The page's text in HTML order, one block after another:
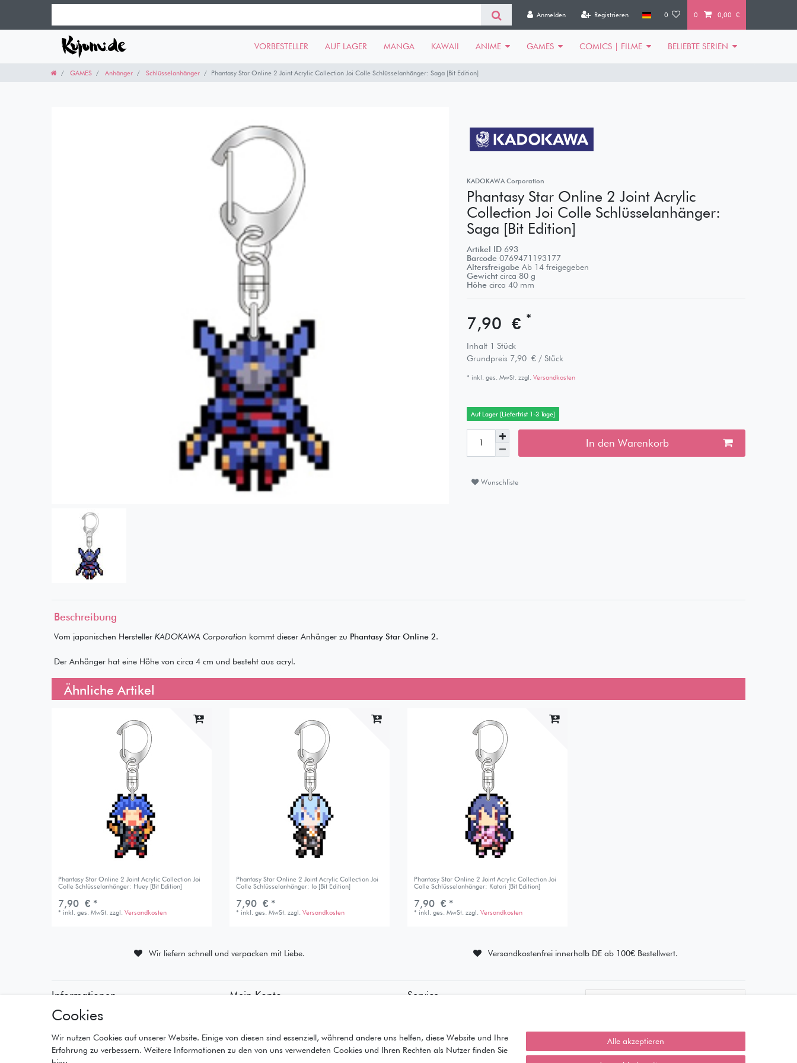
Anmelden Registrieren 0 0 0,00 €
VORBESTELLER AUF LAGER MANGA KAWAII ANIME GAMES COMICS | FILME BELIEBTE SERIEN
GAMES Anhänger Schlüsselanhänger Phantasy Star Online 2 Joint Acrylic Collection Joi Colle Schlüsselanhänger: Saga [Bit Edition]
KADOKAWA Corporation
Phantasy Star Online 2 Joint Acrylic
Collection Joi Colle Schlüsselanhänger:
Saga [Bit Edition]
Artikel ID 693
Barcode 0769471193177
Altersfreigabe Ab 14 freigegeben
Gewicht circa 80 g
Höhe circa 40 mm
7,90 € *
Inhalt 1 Stück
Grundpreis 7,90 € / Stück
* inkl. ges. MwSt. zzgl. Versandkosten
Auf Lager [Lieferfrist 1-3 Tage]
In den Warenkorb
Wunschliste
Beschreibung
Vom japanischen Hersteller KADOKAWA Corporation kommt dieser Anhänger zu Phantasy Star Online 2.
Der Anhänger hat eine Höhe von circa 4 cm und besteht aus acryl.
Ähnliche Artikel
Phantasy Star Online 2 Joint Acrylic Collection Joi
Colle Schlüsselanhänger: Huey [Bit Edition]
7,90 € *
* inkl. ges. MwSt. zzgl.Versandkosten
Phantasy Star Online 2 Joint Acrylic Collection Joi
Colle Schlüsselanhänger: Io [Bit Edition]
7,90 € *
* inkl. ges. MwSt. zzgl.Versandkosten
Phantasy Star Online 2 Joint Acrylic Collection Joi
Colle Schlüsselanhänger: Katori [Bit Edition]
7,90 € *
* inkl. ges. MwSt. zzgl.Versandkosten
Wir liefern schnell und verpacken mit Liebe. Versandkostenfrei innerhalb DE ab 100€ Bestellwert.
Informationen
• Zahlungsarten
• Versandinformationen
• Lieferzeiten
• Widerrufsrecht
Mein Konto
• Warenkorb
• Kasse
Service
• AGB
• Impressum
abholen?
Ist die Ware neuverpackt?
Cookies
Wir nutzen Cookies auf unserer Website. Einige von diesen sind essenziell, während andere uns helfen, diese Website und Ihre
Erfahrung zu verbessern. Weitere Informationen zu den von uns verwendeten Cookies und Ihren Rechten als Nutzer finden Sie
Alle akzeptieren